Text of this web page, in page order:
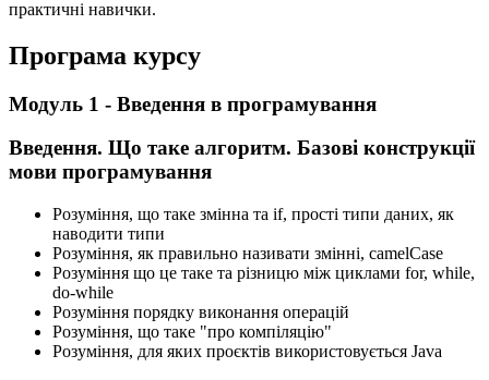
практичні навички.
Програма курсу
Модуль 1 - Введення в програмування
Введення. Що таке алгоритм. Базові конструкції
мови програмування
Розуміння, що таке змінна та if, прості типи даних, як
наводити типи
Розуміння, як правильно називати змінні, camelCase
Розуміння що це таке та різницю між циклами for, while,
do-while
Розуміння порядку виконання операцій
Розуміння, що таке "про компіляцію"
Розуміння, для яких проєктів використовується Java